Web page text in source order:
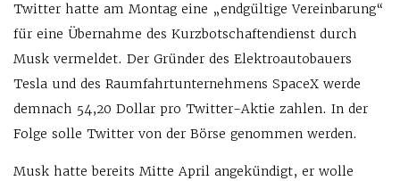
Twitter hatte am Montag eine „endgültige Vereinbarung“
für eine Übernahme des Kurzbotschaftendienst durch
Musk vermeldet. Der Gründer des Elektroautobauers
Tesla und des Raumfahrtunternehmens SpaceX werde
demnach 54,20 Dollar pro Twitter-Aktie zahlen. In der
Folge solle Twitter von der Börse genommen werden.
Musk hatte bereits Mitte April angekündigt, er wolle